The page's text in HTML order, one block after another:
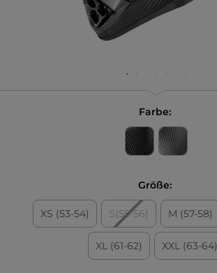
Farbe:
Größe:
XS (53-54) S(55-56) M (57-58)
XL (61-62) XXL (63-64)